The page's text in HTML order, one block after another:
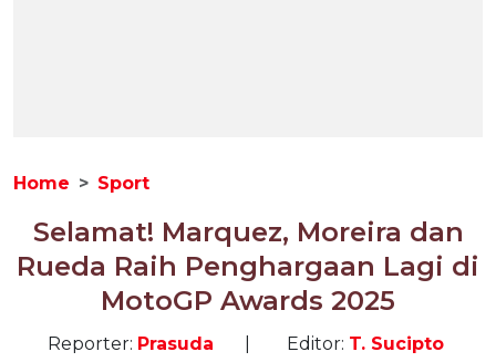
Home Sport
Selamat! Marquez, Moreira dan
Rueda Raih Penghargaan Lagi di
MotoGP Awards 2025
Reporter: Prasuda
Editor: T. Sucipto